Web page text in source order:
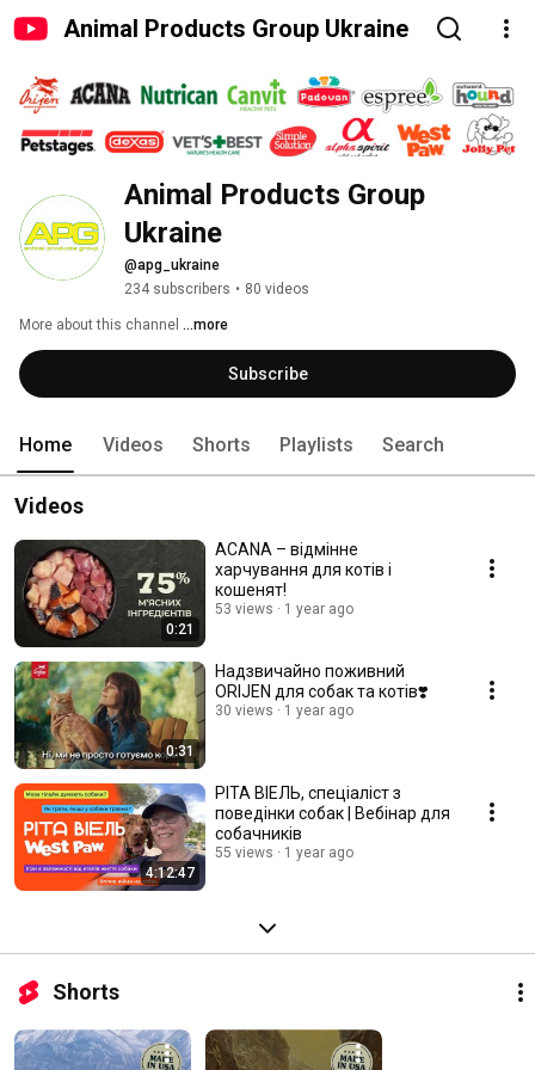
Animal Products Group Ukraine
Animal Products Group
Ukraine
@apg_ukraine
234 subscribers • 80 videos
More about this channel ...more
Subscribe
Home Videos Shorts Playlists Search
Videos
0:21
ACANA – відмінне
харчування для котів і
кошенят!
53 views 1 year ago
0:31
Надзвичайно поживний
ORIJEN для собак та котів❣️
30 views 1 year ago
4:12:47
РІТА ВІЕЛЬ, спеціаліст з
поведінки собак | Вебінар для
собачників
55 views 1 year ago
Shorts